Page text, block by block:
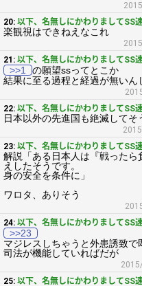
20: 以下、名無しにかわりましてSS
楽観視はできねえなこれ
21: 以下、名無しにかわりましてSS
>>1
の願望ssってとこか
結果に至る過程と経過が無いん
22: 以下、名無しにかわりましてSS
日本以外の先進国も絶滅してそ
23: 以下、名無しにかわりましてSS
解説「ある日本人は『戦ったら
えしたそうです。
身の安全を条件に」
ワロタ、ありそう
24: 以下、名無しにかわりましてSS
>>23
マジレスしちゃうと外患誘致で
司法が機能していればだが
25: 以下、名無しにかわりましてSS